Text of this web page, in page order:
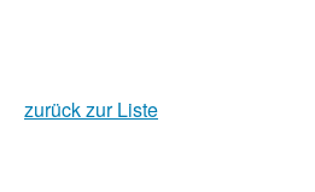
zurück zur Liste